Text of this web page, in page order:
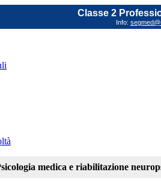
Classe 2
Info:
medica e riabilitazione